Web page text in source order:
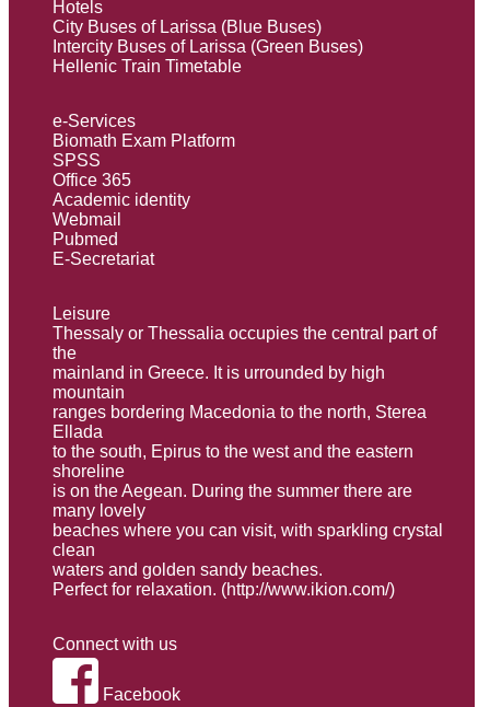
Hotels
City Buses of Larissa (Blue Buses)
Intercity Buses of Larissa (Green Buses)
Hellenic Train Timetable
e-Services
Biomath Exam Platform
SPSS
Office 365
Academic identity
Webmail
Pubmed
E-Secretariat
Leisure
Thessaly or Thessalia occupies the central part of
the
mainland in Greece. It is urrounded by high
mountain
ranges bordering Macedonia to the north, Sterea
Ellada
to the south, Εpirus to the west and the eastern
shoreline
is on the Aegean. During the summer there are
many lovely
beaches where you can visit, with sparkling crystal
clean
waters and golden sandy beaches.
Perfect for relaxation. (http://www.ikion.com/)
Connect with us
Facebook